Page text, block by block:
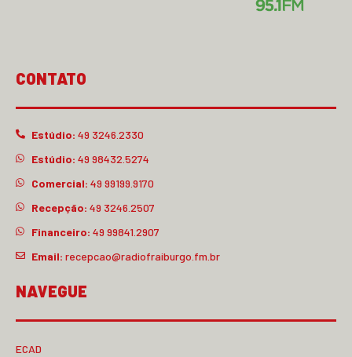
CONTATO
Estúdio: 49 3246.2330
Estúdio: 49 98432.5274
Comercial: 49 99199.9170
Recepção: 49 3246.2507
Financeiro: 49 99841.2907
Email: recepcao@radiofraiburgo.fm.br
NAVEGUE
ECAD